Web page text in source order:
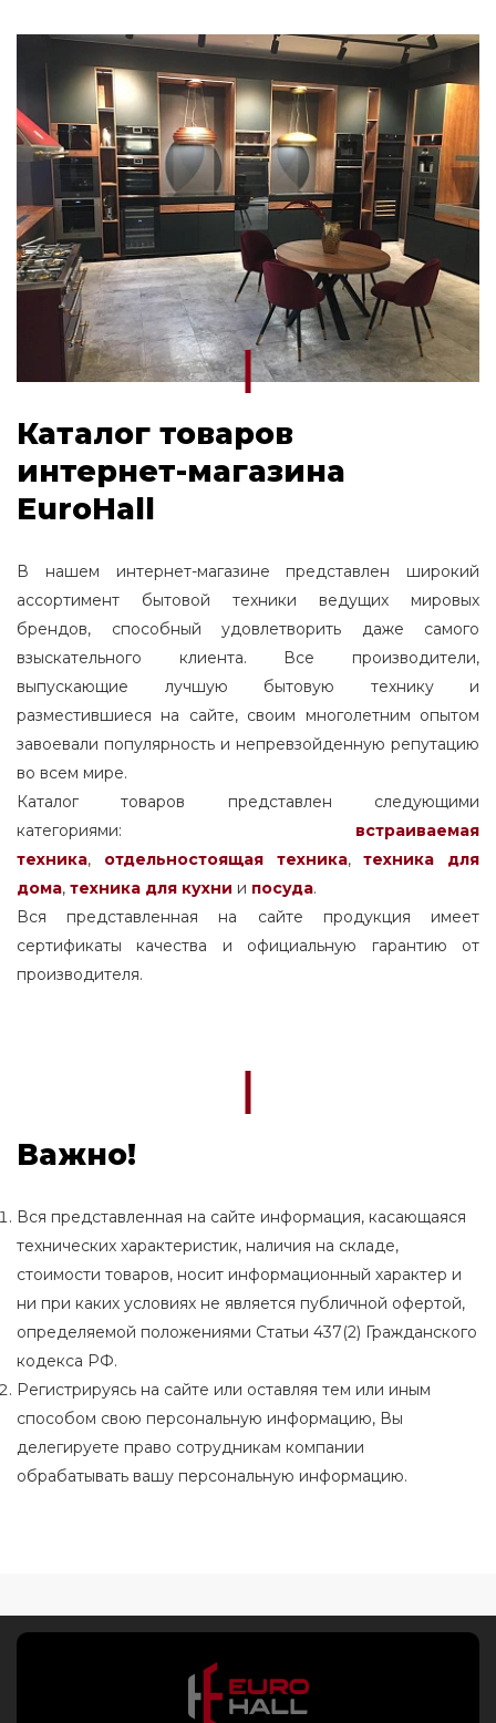
Каталог товаров
интернет-магазина
EuroHall
В нашем интернет-магазине представлен широкий
ассортимент бытовой техники ведущих мировых
брендов, способный удовлетворить даже самого
взыскательного клиента. Все производители,
выпускающие лучшую бытовую технику и
разместившиеся на сайте, своим многолетним опытом
завоевали популярность и непревзойденную репутацию
во всем мире.
Каталог товаров представлен следующими
категориями: встраиваемая
техника, отдельностоящаятехника,
техника для
дома, техника для кухни и посуда.
Вся представленная на сайте продукция имеет
сертификаты качества и официальную гарантию от
производителя.
Важно!
Вся представленная на сайте информация, касающаяся
технических характеристик, наличия на складе,
стоимости товаров, носит информационный характер и
ни при каких условиях не является публичной офертой,
определяемой положениями Статьи 437(2) Гражданского
кодекса РФ.
Регистрируясь на сайте или оставляя тем или иным
способом свою персональную информацию, Вы
делегируете право сотрудникам компании
обрабатывать вашу персональную информацию.